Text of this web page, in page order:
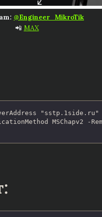
@Engineer_MikroTik
📲 MAX
MSChapv2 -